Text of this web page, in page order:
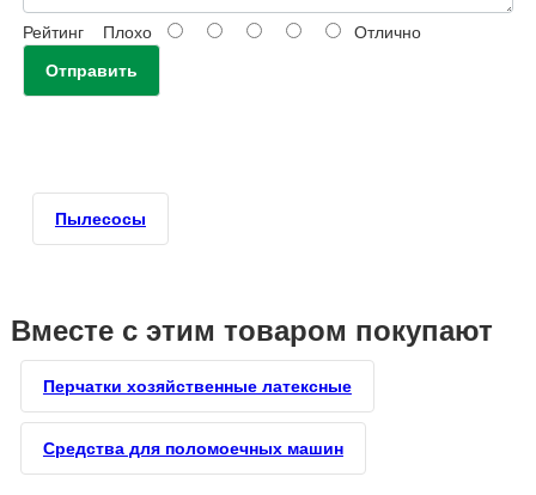
РейтингПлохо
Отлично
Отправить
Пылесосы
Вместе с этим товаром покупают
Перчатки хозяйственные латексные
Средства для поломоечных машин